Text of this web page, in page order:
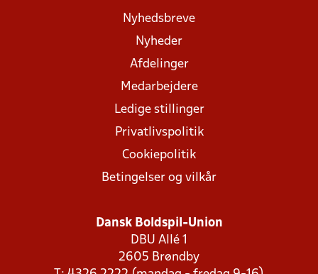
Nyhedsbreve
Nyheder
Afdelinger
Medarbejdere
Ledige stillinger
Privatlivspolitik
Cookiepolitik
Betingelser og vilkår
Dansk Boldspil-Union
DBU Allé 1
2605 Brøndby